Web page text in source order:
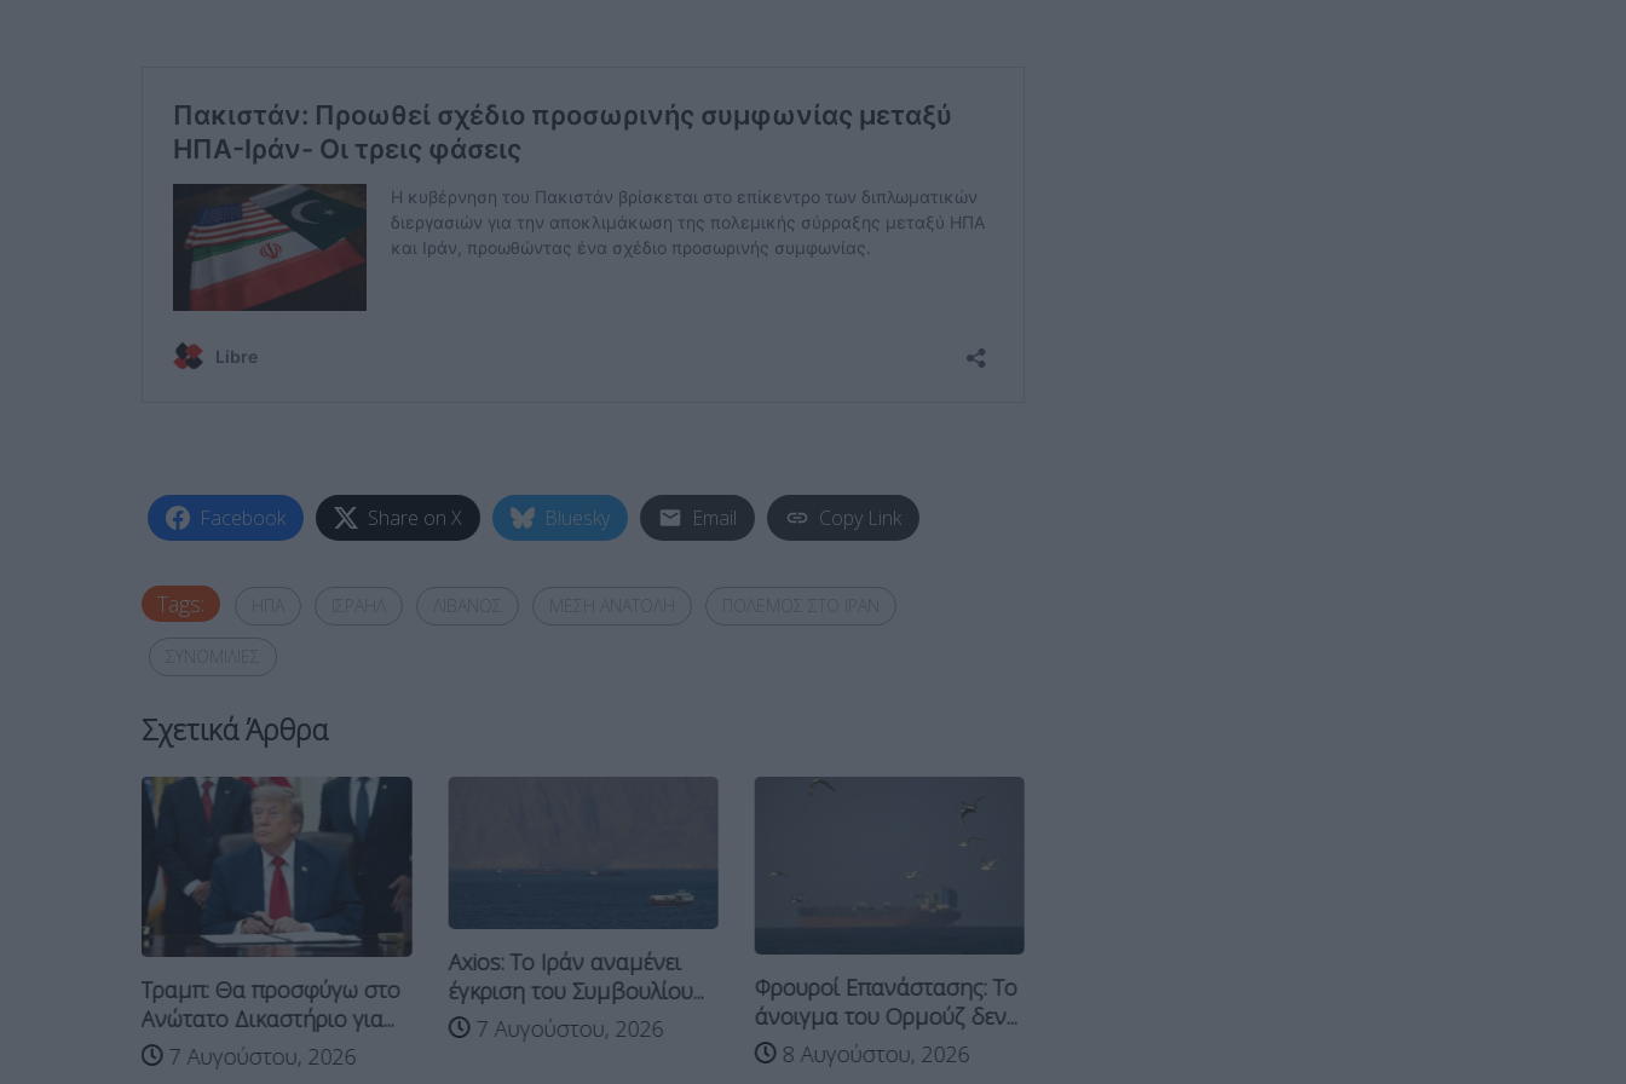
Facebook Share on X Bluesky Email Copy Link
Tags:
Σχετικά Άρθρα
Τραμπ: Θα προσφύγω στο
Ανώτατο Δικαστήριο για...
7 Αυγούστου, 2026
Axios: Το Ιράν αναμένει
έγκριση του Συμβουλίου...
7 Αυγούστου, 2026
Φρουροί Επανάστασης: Το
άνοιγμα του Ορμούζ δεν...
8 Αυγούστου, 2026